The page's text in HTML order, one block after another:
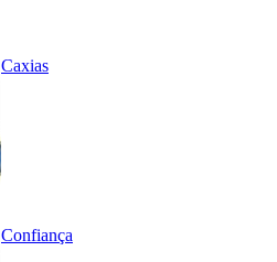
Caxias
Confiança